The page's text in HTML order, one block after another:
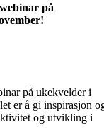
på
på ukekvelder i
er å gi inspirasjon
og utvikling i